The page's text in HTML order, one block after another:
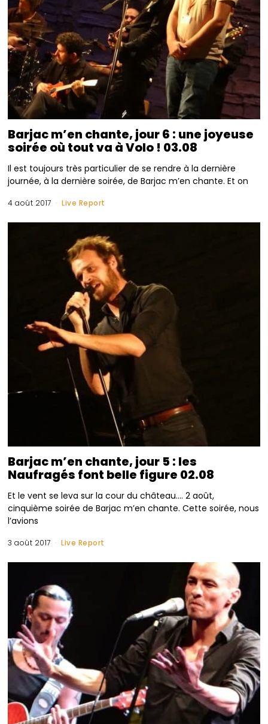
Barjac m’en chante, jour 6 : une joyeuse
soirée où tout va à Volo ! 03.08
Il est toujours très particulier de se rendre à la dernière
journée, à la dernière soirée, de Barjac m’en chante. Et on
4 août 2017 Live Report
Barjac m’en chante, jour 5 : les
Naufragés font belle figure 02.08
Et le vent se leva sur la cour du château…. 2 août,
cinquième soirée de Barjac m’en chante. Cette soirée, nous
l’avions
3 août 2017 Live Report